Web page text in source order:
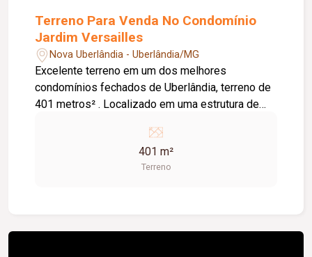
Terreno Para Venda No Condomínio
Jardim Versailles
Nova Uberlândia - Uberlândia/MG
Excelente terreno em um dos melhores
condomínios fechados de Uberlândia, terreno de
401 metros² . Localizado em uma estrutura de
com: Piscina aquecida esportiva, Salão de jogos,
Quadra squash, Academia completa, Pista de
caminhada, Futebol Society, Parque infantil,
401 m²
Terreno